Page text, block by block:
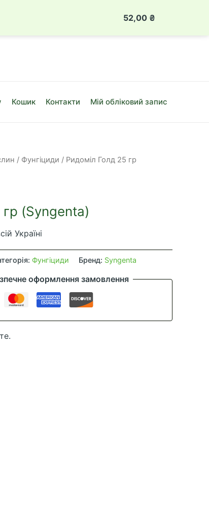
Луцьк, вул. Привокзальна, 10Б
Кошик Контакти Мій обліковий запис
/ Фунгіциди / Ридоміл Голд 25 гр
(Syngenta)
Україні
Фунгіциди Бренд: Syngenta
оформлення замовлення
52,00 ₴
Голд